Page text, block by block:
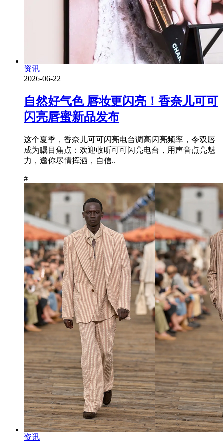
资讯
2026-06-22
自然好气色 唇妆更闪亮！香奈儿可可
闪亮唇蜜新品发布
这个夏季，香奈儿可可闪亮电台调高闪亮频率，令双唇
成为瞩目焦点：欢迎收听可可闪亮电台，用声音点亮魅
力，邀你尽情挥洒，自信..
#
资讯